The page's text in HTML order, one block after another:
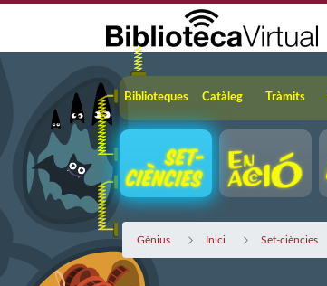
Navegació
Biblioteques Catàleg Tràmits
Gènius Inici Set-ciències